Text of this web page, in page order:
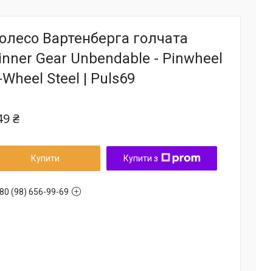
Вартенберга голчата
Gear Unbendable - Pinwheel
Steel | Puls69
₴
Купити Купити з
(98) 656-99-69